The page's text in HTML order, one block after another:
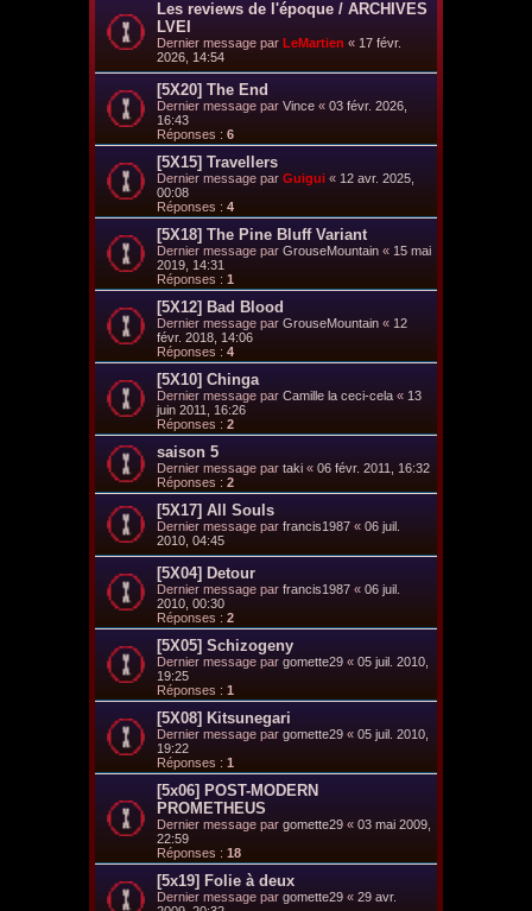
Les reviews de l'époque / ARCHIVES
LVEI
Dernier message par LeMartien « 17 févr.
2026, 14:54
[5X20] The End
Dernier message par Vince « 03 févr. 2026,
16:43
Réponses : 6
[5X15] Travellers
Dernier message par Guigui « 12 avr. 2025,
00:08
Réponses : 4
[5X18] The Pine Bluff Variant
Dernier message par GrouseMountain « 15 mai
2019, 14:31
Réponses : 1
[5X12] Bad Blood
Dernier message par GrouseMountain « 12
févr. 2018, 14:06
Réponses : 4
[5X10] Chinga
Dernier message par Camille la ceci-cela « 13
juin 2011, 16:26
Réponses : 2
saison 5
Dernier message par taki « 06 févr. 2011, 16:32
Réponses : 2
[5X17] All Souls
Dernier message par francis1987 « 06 juil.
2010, 04:45
[5X04] Detour
Dernier message par francis1987 « 06 juil.
2010, 00:30
Réponses : 2
[5X05] Schizogeny
Dernier message par gomette29 « 05 juil. 2010,
19:25
Réponses : 1
[5X08] Kitsunegari
Dernier message par gomette29 « 05 juil. 2010,
19:22
Réponses : 1
[5x06] POST-MODERN
PROMETHEUS
Dernier message par gomette29 « 03 mai 2009,
22:59
Réponses : 18
[5x19] Folie à deux
Dernier message par gomette29 « 29 avr.